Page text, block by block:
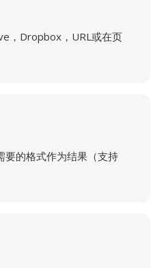
，Dropbox，URL或在页
要的格式作为结果（支持